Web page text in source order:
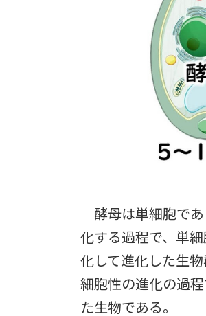
酵母は単細胞であ
化する過程で、単
化して進化した生
細胞性の進化の過
た生物である。